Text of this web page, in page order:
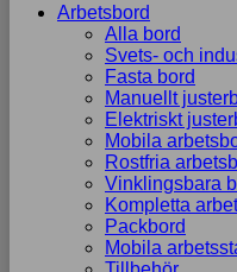
Arbetsbord
Alla bord
Svets- och
Fasta bord
Manuellt
Elektriskt
Mobila
Rostfria
Vinklingsbara
Kompletta
Packbord
Mobila
Upplevelse
För att vår
hemsida ska
prestera så
bra som
möjligt
under ditt
besök. Om
du nekar de
här kakorna
kommer viss
funktionalitet